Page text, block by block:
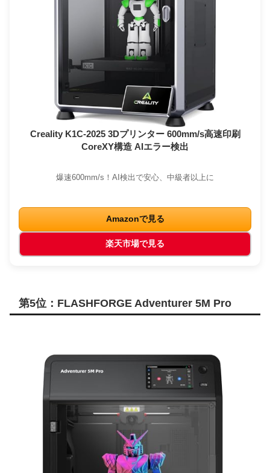
Creality K1C-2025 3Dプリンター 600mm/s高速印刷
CoreXY構造 AIエラー検出
爆速600mm/s！AI検出で安心、中級者以上に
Amazonで見る
楽天市場で見る
第5位：FLASHFORGE Adventurer 5M Pro